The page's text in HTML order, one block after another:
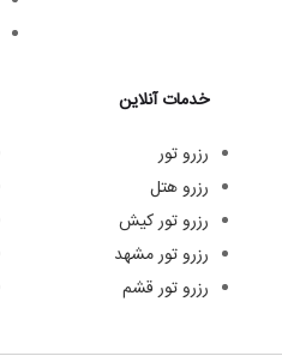
خدمات آنلاین
رزرو تور
رزرو هتل
رزرو تور کیش
رزرو تور مشهد
رزرو تور قشم